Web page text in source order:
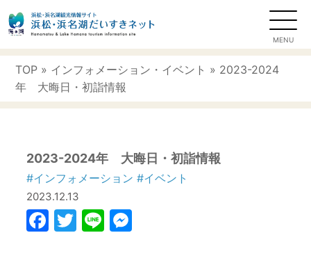
TOP » インフォメーション ・ イベント » 2023-2024
年 大晦日・初詣情報
2023-2024年 大晦日・初詣情報
#インフォメーション #イベント
2023.12.13
Facebook
Twitter
Line